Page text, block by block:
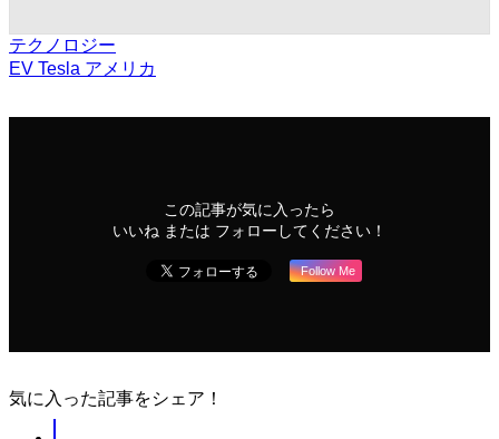
テクノロジー
EV Tesla アメリカ
この記事が気に入ったら
いいね または フォローしてください！
Follow Me
気に入った記事をシェア！